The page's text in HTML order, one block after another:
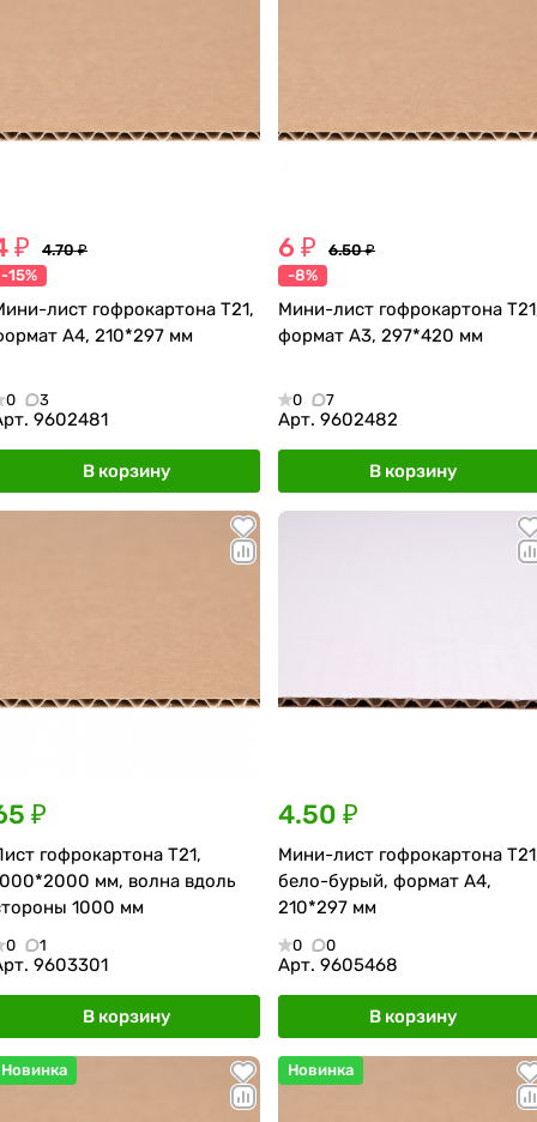
₽
4.70 ₽
-15%
лист гофрокартона Т21,
А4, 210*297 мм
0 3
9602481
В корзину
6 ₽
6.50 ₽
-8%
Мини-лист гофрокартона
формат А3, 297*420 мм
0 7
Арт. 9602482
В корзину
₽
гофрокартона Т21,
мм, волна вдоль
1000 мм
0 1
9603301
В корзину
4.50 ₽
Мини-лист гофрокартона
бело-бурый, формат А4,
210*297 мм
0 0
Арт. 9605468
В корзину
Новинка Новинка